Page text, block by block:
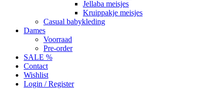
Jellaba meisjes
Kruippakje meisjes
Casual babykleding
Dames
Voorraad
Pre-order
SALE %
Contact
Wishlist
Login / Register